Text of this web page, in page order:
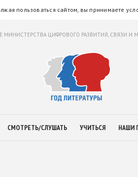
пользоваться сайтом, вы принимаете
ЦИФРОВОГО РАЗВИТИЯ, СВЯЗИ
СМОТРЕТЬ/СЛУШАТЬ УЧИТЬСЯ НАШИ